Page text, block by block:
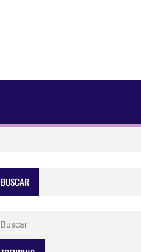
BUSCAR